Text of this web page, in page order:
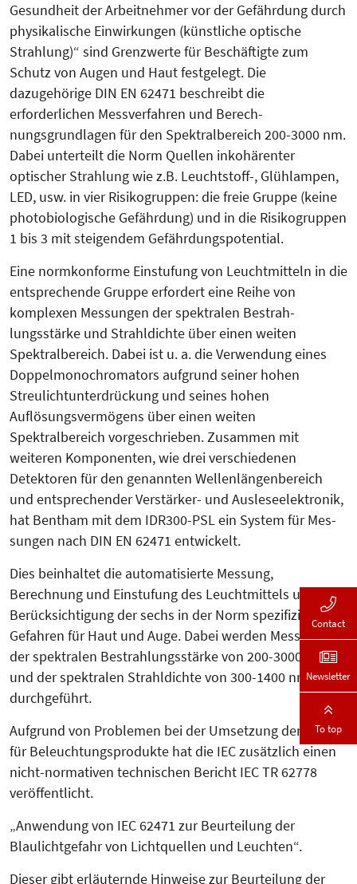
Gesundheit der Arbeitnehmer vor der Gefährdung durch
physikalische Einwirkungen (künstliche optische
Strahlung)“ sind Grenzwerte für Beschäftigte zum
Schutz von Augen und Haut festgelegt. Die
dazugehörige DIN EN 62471 beschreibt die
erforderlichen Messverfahren und Be­rech­
nungsgrundlagen für den Spek­tral­bereich 200-3000 nm.
Dabei unterteilt die Norm Quellen inkohärenter
optischer Strahlung wie z.B. Leuchtstoff-, Glühlampen,
LED, usw. in vier Ri­si­kogruppen: die freie Gruppe (keine
photobiologische Gefährdung) und in die Risikogruppen
1 bis 3 mit steigendem Gefährdungspotential.
Eine normkonforme Einstufung von Leuchtmitteln in die
entsprechende Gruppe erfordert eine Reihe von
komplexen Messungen der spektralen Be­strah­
lungsstärke und Strahldichte über einen weiten
Spektralbereich. Dabei ist u. a. die Verwendung eines
Dop­pelmonochromators aufgrund seiner hohen
Streulichtunterdrückung und seines hohen
Auflösungsvermögens über einen weiten
Spektralbereich vor­geschrieben. Zusammen mit
weiteren Komponenten, wie drei verschiedenen
Detektoren für den genannten Wellenlängenbereich
und ent­spre­chender Verstärker- und Aus­le­se­elektronik,
hat Bentham mit dem IDR300-PSL ein System für Mes­
sungen nach DIN EN 62471 entwickelt.
Dies beinhaltet die automatisierte Messung,
Berechnung und Ein­stu­fung des Leuchtmittels unter
Be­rück­sichtigung der sechs in der Norm spezifizierten
Gefahren für Haut und Auge. Dabei werden Messungen
der spektralen Bestrahlungsstärke von 200-3000 nm
und der spektralen Strahldichte von 300-1400 nm
durchgeführt.
Aufgrund von Problemen bei der Um­­setzung der Norm
für Beleuch­tungs­produkte hat die IEC zusätzlich einen
nicht-normativen technischen Be­richt IEC TR 62778
veröffentlicht.
„Anwendung von IEC 62471 zur Be­ur­teilung der
Blaulichtgefahr von Licht­quellen und Leuchten“.
Dieser gibt erläuternde Hinweise zur Beurteilung der
Contact
Newsletter
To top